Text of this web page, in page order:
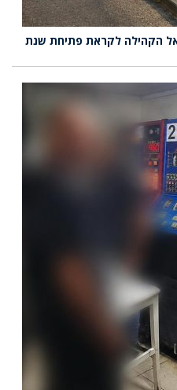
הקהילה לקראת פתיחת שנת